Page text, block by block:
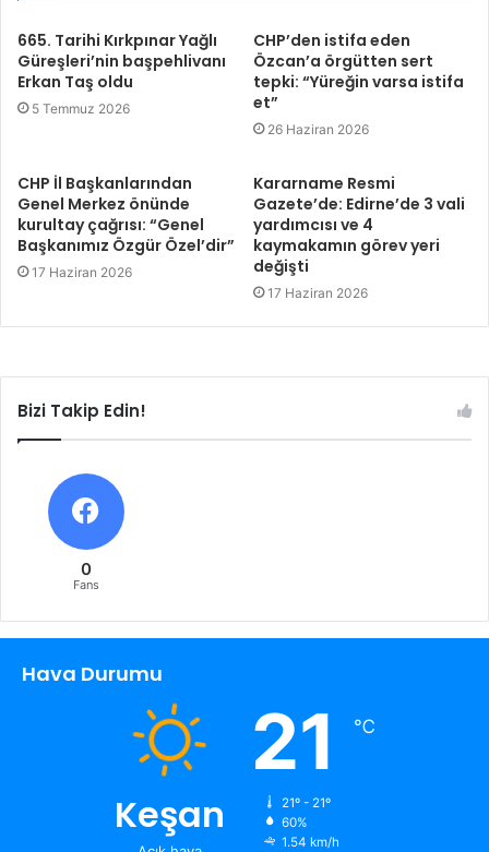
665. Tarihi Kırkpınar Yağlı
Güreşleri’nin başpehlivanı
Erkan Taş oldu
5 Temmuz 2026
CHP’den istifa eden
Özcan’a örgütten sert
tepki: “Yüreğin varsa istifa
et”
26 Haziran 2026
CHP İl Başkanlarından
Genel Merkez önünde
kurultay çağrısı: “Genel
Başkanımız Özgür Özel’dir”
17 Haziran 2026
Kararname Resmi
Gazete’de: Edirne’de 3 vali
yardımcısı ve 4
kaymakamın görev yeri
değişti
17 Haziran 2026
Bizi Takip Edin!
0
Fans
Hava Durumu
Keşan
21 ℃
21º - 21º
60%
1.54 km/h